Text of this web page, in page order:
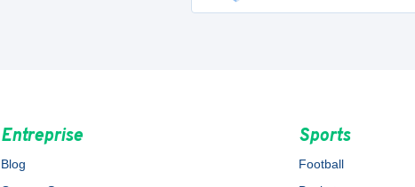
Entreprise
Blog
Sports
Football